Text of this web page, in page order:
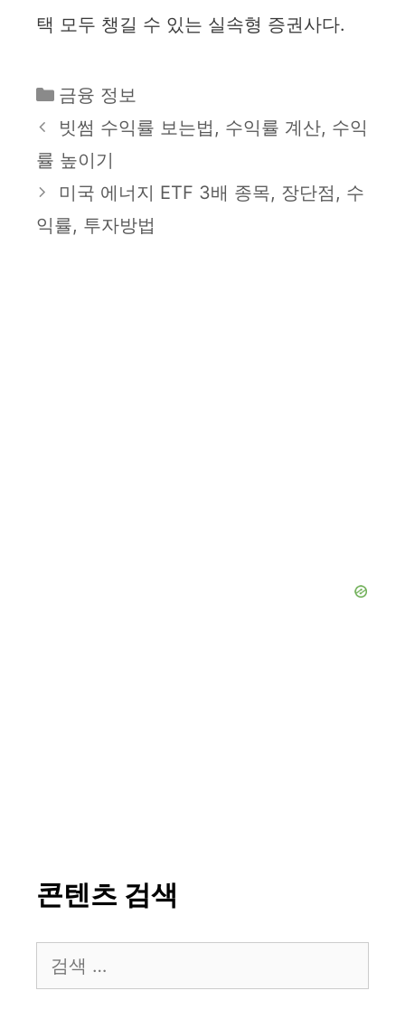
택 모두 챙길 수 있는 실속형 증권사다.
카
테
리
금융 정보
빗썸 수익률 보는법, 수익률 계산, 수익
률 높이기
미국 에너지 ETF 3배 종목, 장단점, 수
익률, 투자방법
콘텐츠 검색
색: